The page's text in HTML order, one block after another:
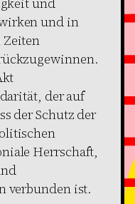
und in
Zeiten
der auf
der Schutz der
Herrschaft,
verbunden ist.